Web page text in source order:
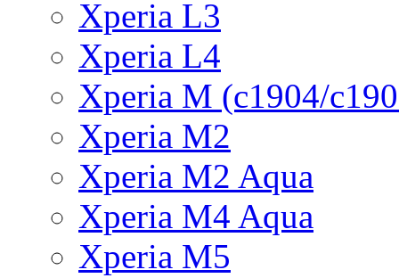
Xperia L3
Xperia L4
Xperia M (c1904/
Xperia M2
Xperia M2 Aqua
Xperia M4 Aqua
Xperia M5